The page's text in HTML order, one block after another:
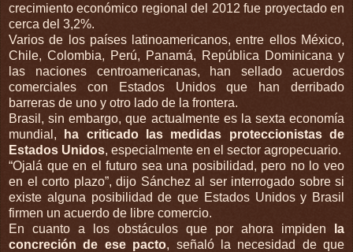
crecimiento económico regional del 2012 fue proyectado en
cerca del 3,2%.
Varios de los países latinoamericanos, entre ellos México,
Chile, Colombia, Perú, Panamá, República Dominicana y
las naciones centroamericanas, han sellado acuerdos
comerciales con Estados Unidos que han derribado
barreras de uno y otro lado de la frontera.
Brasil, sin embargo, que actualmente es la sexta economía
mundial, ha criticado las medidas proteccionistas de
Estados Unidos, especialmente en el sector agropecuario.
“Ojalá que en el futuro sea una posibilidad, pero no lo veo
en el corto plazo”, dijo Sánchez al ser interrogado sobre si
existe alguna posibilidad de que Estados Unidos y Brasil
firmen un acuerdo de libre comercio.
En cuanto a los obstáculos que por ahora impiden la
concreción de ese pacto, señaló la necesidad de que